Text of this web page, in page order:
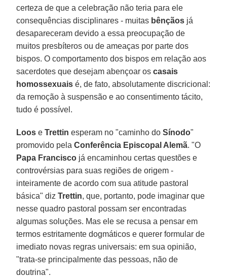
certeza de que a celebração não teria para ele
consequências disciplinares - muitas bênçãos já
desapareceram devido a essa preocupação de
muitos presbíteros ou de ameaças por parte dos
bispos. O comportamento dos bispos em relação aos
sacerdotes que desejam abençoar os casais
homossexuais é, de fato, absolutamente discricional:
da remoção à suspensão e ao consentimento tácito,
tudo é possível.
Loos eTrettin esperam no "caminho doSínodo"
promovido pela Conferência Episcopal Alemã. "O
Papa Francisco já encaminhou certas questões e
controvérsias para suas regiões de origem -
inteiramente de acordo com sua atitude pastoral
básica" dizTrettin, que, portanto, pode imaginar que
nesse quadro pastoral possam ser encontradas
algumas soluções. Mas ele se recusa a pensar em
termos estritamente dogmáticos e querer formular de
imediato novas regras universais: em sua opinião,
"trata-se principalmente das pessoas, não de
doutrina".